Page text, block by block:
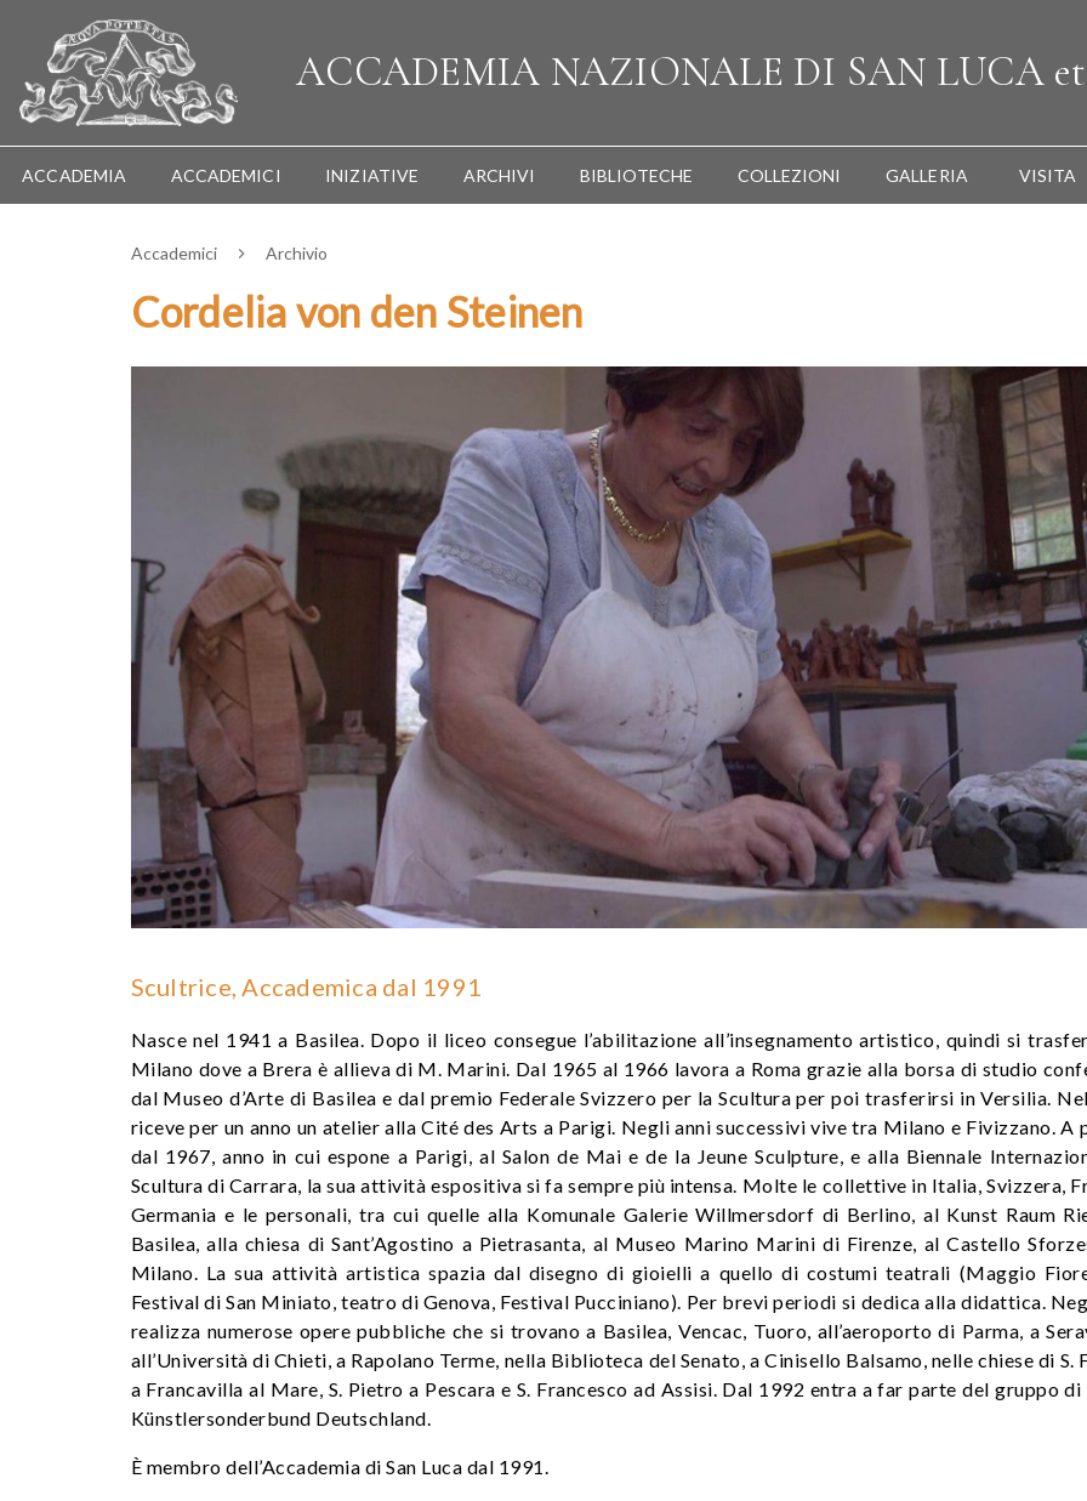
ACCADEMIA NAZIONALE DI SAN LUCA
ACCADEMIA ACCADEMICI INIZIATIVE ARCHIVI BIBLIOTECHE COLLEZIONI GALLERIA VISITA
Accademici Archivio
Cordelia von den Steinen
Scultrice, Accademica dal 1991
Nasce nel 1941 a Basilea. Dopo il liceo consegue l’abilitazione all’insegnamento artistico, quindi si
Milano dove a Brera è allieva di M. Marini. Dal 1965 al 1966 lavora a Roma grazie alla borsa di studio
dal Museo d’Arte di Basilea e dal premio Federale Svizzero per la Scultura per poi trasferirsi in Versilia.
riceve per un anno un atelier alla Cité des Arts a Parigi. Negli anni successivi vive tra Milano e Fivizzano. A
dal 1967, anno in cui espone a Parigi, al Salon de Mai e de la Jeune Sculpture, e alla Biennale
Scultura di Carrara, la sua attività espositiva si fa sempre più intensa. Molte le collettive in Italia, Svizzera,
Germania e le personali, tra cui quelle alla Komunale Galerie Willmersdorf di Berlino, al Kunst Raum
Basilea, alla chiesa di Sant’Agostino a Pietrasanta, al Museo Marino Marini di Firenze, al Castello
Milano. La sua attività artistica spazia dal disegno di gioielli a quello di costumi teatrali (Maggio
Festival di San Miniato, teatro di Genova, Festival Pucciniano). Per brevi periodi si dedica alla didattica.
realizza numerose opere pubbliche che si trovano a Basilea, Vencac, Tuoro, all’aeroporto di Parma, a
all’Università di Chieti, a Rapolano Terme, nella Biblioteca del Senato, a Cinisello Balsamo, nelle chiese di S.
a Francavilla al Mare, S. Pietro a Pescara e S. Francesco ad Assisi. Dal 1992 entra a far parte del gruppo
Künstlersonderbund Deutschland.
È membro dell’Accademia di San Luca dal 1991.